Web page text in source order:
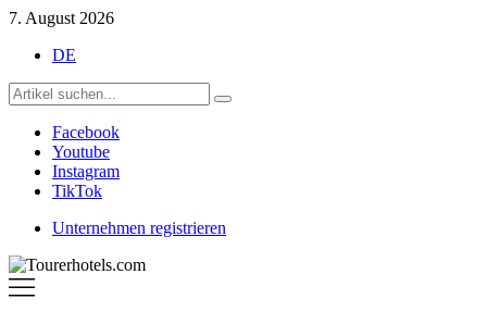
7. August 2026
DE
Facebook
Youtube
Instagram
TikTok
Unternehmen registrieren
Tourerhotels.com